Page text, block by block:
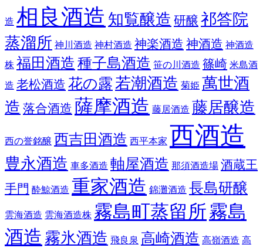
造 相良酒造 知覧醸造 研醸 祁答院
蒸溜所 神川酒造 神村酒造 神楽酒造 神酒造 神酒造
株 福田酒造 種子島酒造 笹の川酒造 篠崎 米島酒
造 老松酒造 花の露若潮酒造 菊姫 萬世酒
造 落合酒造 薩摩酒造 藤居酒造 藤居醸造
西の誉銘醸 西吉田酒造 西平本家 西酒造
豊永酒造 車多酒造 軸屋酒造 那須酒造場 酒蔵王
手門 酔鯨酒造 重家酒造 錦灘酒造 長島研醸
雲海酒造 雲海酒造株 霧島町蒸留所霧島
酒造 霧氷酒造 飛良泉 高崎酒造 高嶺酒造 高